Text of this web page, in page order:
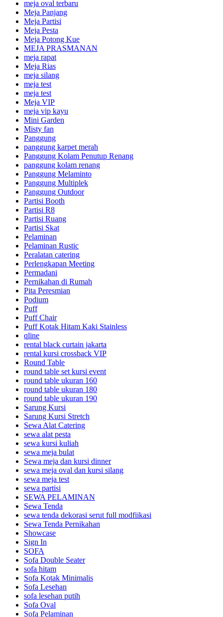
meja oval terbaru
Meja Panjang
Meja Partisi
Meja Pesta
Meja Potong Kue
MEJA PRASMANAN
meja rapat
Meja Rias
meja silang
meja test
meja test
Meja VIP
meja vip kayu
Mini Garden
Misty fan
Panggung
panggung karpet merah
Panggung Kolam Penutup Renang
panggung kolam renang
Panggung Melaminto
Panggung Multiplek
Panggung Outdoor
Partisi Booth
Partisi R8
Partisi Ruang
Partisi Skat
Pelaminan
Pelaminan Rustic
Peralatan catering
Perlengkapan Meeting
Permadani
Pernikahan di Rumah
Pita Peresmian
Podium
Puff
Puff Chair
Puff Kotak Hitam Kaki Stainless
qline
rental black curtain jakarta
rental kursi crossback VIP
Round Table
round table set kursi event
round table ukuran 160
round table ukuran 180
round table ukuran 190
Sarung Kursi
Sarung Kursi Stretch
Sewa Alat Catering
sewa alat pesta
sewa kursi kuliah
sewa meja bulat
Sewa meja dan kursi dinner
sewa meja oval dan kursi silang
sewa meja test
sewa partisi
SEWA PELAMINAN
Sewa Tenda
sewa tenda dekorasi serut full modfiikasi
Sewa Tenda Pernikahan
Showcase
Sign In
SOFA
Sofa Double Seater
sofa hitam
Sofa Kotak Minimalis
Sofa Lesehan
sofa lesehan putih
Sofa Oval
Sofa Pelaminan